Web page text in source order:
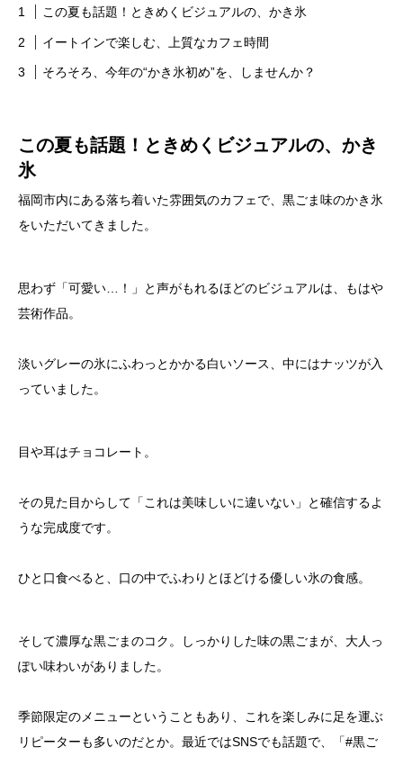
この夏も話題！ときめくビジュアルの、かき氷
イートインで楽しむ、上質なカフェ時間
そろそろ、今年の“かき氷初め”を、しませんか？
この夏も話題！ときめくビジュアルの、かき
氷
福岡市内にある落ち着いた雰囲気のカフェで、黒ごま味のかき氷
をいただいてきました。
思わず「可愛い…！」と声がもれるほどのビジュアルは、もはや
芸術作品。
淡いグレーの氷にふわっとかかる白いソース、中にはナッツが入
っていました。
目や耳はチョコレート。
その見た目からして「これは美味しいに違いない」と確信するよ
うな完成度です。
ひと口食べると、口の中でふわりとほどける優しい氷の食感。
そして濃厚な黒ごまのコク。しっかりした味の黒ごまが、大人っ
ぽい味わいがありました。
季節限定のメニューということもあり、これを楽しみに足を運ぶ
リピーターも多いのだとか。最近ではSNSでも話題で、「#黒ご